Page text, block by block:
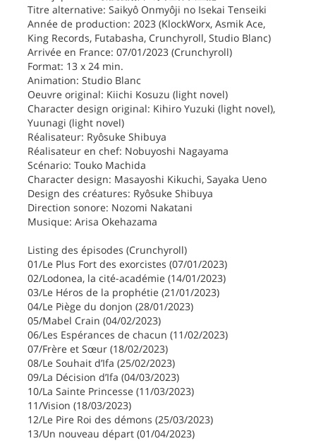
Titre alternative: Saikyô Onmyôji no Isekai Tenseiki
Année de production: 2023 (KlockWorx, Asmik Ace,
King Records, Futabasha, Crunchyroll, Studio Blanc)
Arrivée en France: 07/01/2023 (Crunchyroll)
Format: 13 x 24 min.
Animation: Studio Blanc
Oeuvre original: Kiichi Kosuzu (light novel)
Character design original: Kihiro Yuzuki (light novel),
Yuunagi (light novel)
Réalisateur: Ryôsuke Shibuya
Réalisateur en chef: Nobuyoshi Nagayama
Scénario: Touko Machida
Character design: Masayoshi Kikuchi, Sayaka Ueno
Design des créatures: Ryôsuke Shibuya
Direction sonore: Nozomi Nakatani
Musique: Arisa Okehazama
Listing des épisodes (Crunchyroll)
01/Le Plus Fort des exorcistes (07/01/2023)
02/Lodonea, la cité-académie (14/01/2023)
03/Le Héros de la prophétie (21/01/2023)
04/Le Piège du donjon (28/01/2023)
05/Mabel Crain (04/02/2023)
06/Les Espérances de chacun (11/02/2023)
07/Frère et Sœur (18/02/2023)
08/Le Souhait d’Ifa (25/02/2023)
09/La Décision d’Ifa (04/03/2023)
10/La Sainte Princesse (11/03/2023)
11/Vision (18/03/2023)
12/Le Pire Roi des démons (25/03/2023)
13/Un nouveau départ (01/04/2023)